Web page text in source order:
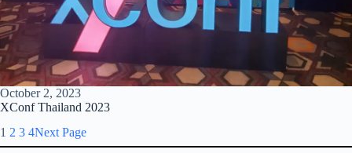
October 2, 2023
XConf Thailand 2023
1 2 3 4Next Page